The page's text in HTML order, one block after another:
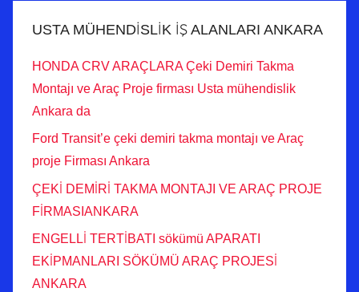
USTA MÜHENDİSLİK İŞ ALANLARI ANKARA
HONDA CRV ARAÇLARA Çeki Demiri Takma
Montajı ve Araç Proje firması Usta mühendislik
Ankara da
Ford Transit’e çeki demiri takma montajı ve Araç
proje Firması Ankara
ÇEKİ DEMİRİ TAKMA MONTAJI VE ARAÇ PROJE
FİRMASIANKARA
ENGELLİ TERTİBATI sökümü APARATI
EKİPMANLARI SÖKÜMÜ ARAÇ PROJESİ
ANKARA